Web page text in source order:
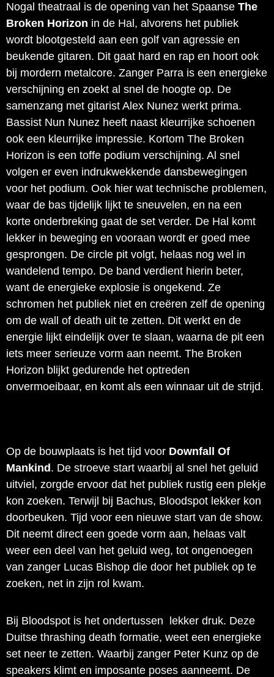
Nogal theatraal is de opening van het Spaanse The
Broken Horizon in de Hal, alvorens het publiek
wordt blootgesteld aan een golf van agressie en
beukende gitaren. Dit gaat hard en rap en hoort ook
bij mordern metalcore. Zanger Parra is een energieke
verschijning en zoekt al snel de hoogte op. De
samenzang met gitarist Alex Nunez werkt prima.
Bassist Nun Nunez heeft naast kleurrijke schoenen
ook een kleurrijke impressie. Kortom The Broken
Horizon is een toffe podium verschijning. Al snel
volgen er even indrukwekkende dansbewegingen
voor het podium. Ook hier wat technische problemen,
waar de bas tijdelijk lijkt te sneuvelen, en na een
korte onderbreking gaat de set verder. De Hal komt
lekker in beweging en vooraan wordt er goed mee
gesprongen. De circle pit volgt, helaas nog wel in
wandelend tempo. De band verdient hierin beter,
want de energieke explosie is ongekend. Ze
schromen het publiek niet en creëren zelf de opening
om de wall of death uit te zetten. Dit werkt en de
energie lijkt eindelijk over te slaan, waarna de pit een
iets meer serieuze vorm aan neemt. The Broken
Horizon blijkt gedurende het optreden
onvermoeibaar, en komt als een winnaar uit de strijd.
Op de bouwplaats is het tijd voor Downfall Of
Mankind. De stroeve start waarbij al snel het geluid
uitviel, zorgde ervoor dat het publiek rustig een plekje
kon zoeken. Terwijl bij Bachus, Bloodspot lekker kon
doorbeuken. Tijd voor een nieuwe start van de show.
Dit neemt direct een goede vorm aan, helaas valt
weer een deel van het geluid weg, tot ongenoegen
van zanger Lucas Bishop die door het publiek op te
zoeken, net in zijn rol kwam.
Bij Bloodspot is het ondertussen lekker druk. Deze
Duitse thrashing death formatie, weet een energieke
set neer te zetten. Waarbij zanger Peter Kunz op de
speakers klimt en imposante poses aanneemt. De